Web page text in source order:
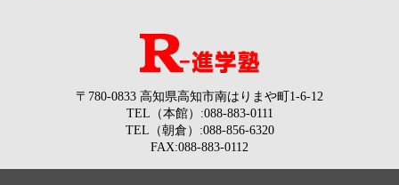
〒780-0833 高知県高知市南はりまや町1-6-12
TEL（本館）:088-883-0111
TEL（朝倉）:088-856-6320
FAX:088-883-0112